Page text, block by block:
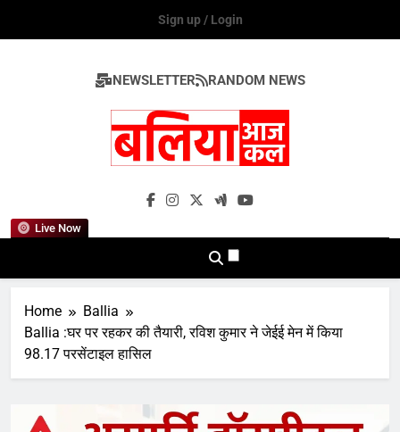
Sign up / Login
NEWSLETTER RANDOM NEWS
Live Now
Ballia Aaj Kal
Home
Ballia
Ballia :घर पर रहकर की तैयारी, रविश कुमार ने जेईई मेन में किया
98.17 परसेंटाइल हासिल